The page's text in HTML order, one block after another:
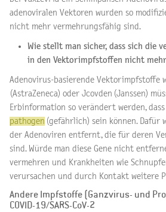
adenoviralen Vektoren wurden so
nicht mehr vermehrungsfähig sind.
Wie stellt man sicher, dass sich die
in den Vektorimpfstoffen nicht
Adenovirus-basierende Vektorimpfstoffe
(AstraZeneca) oder Jcovden (Janssen)
Erbinformation so verändert werden,
pathogen (gefährlich) sein können. Dafür
der Adenoviren entfernt, die für deren
sind. Würde man diese Gene nicht
vermehren und Krankheiten wie
verursachen und durch Kontakt weitere
Andere Impfstoffe (Ganzvirus- und
COVID-19/SARS-CoV-2